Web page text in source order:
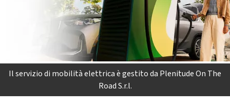
Il servizio di mobilità elettrica è gestito da Plenitude On The
Road S.r.l.